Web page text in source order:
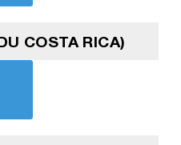
COSTA RICA)